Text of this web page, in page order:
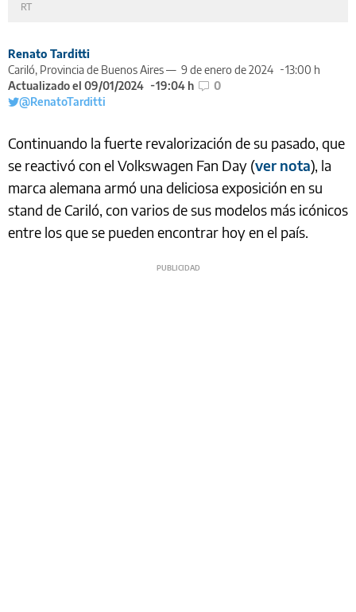
RT
Renato Tarditti
Cariló, Provincia de Buenos Aires — 9 de enero de 2024
13:00 h
Actualizado el 09/01/2024
19:04 h
0
@RenatoTarditti
Continuando la fuerte revalorización de su pasado, que
se reactivó con el Volkswagen Fan Day (ver nota), la
marca alemana armó una deliciosa exposición en su
stand de Cariló, con varios de sus modelos más icónicos
entre los que se pueden encontrar hoy en el país.